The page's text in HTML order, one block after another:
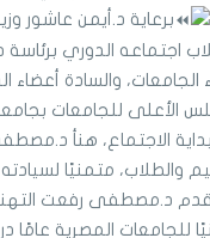
برعاية د.أيمن عاشور
اجتماعه الدوري
الجامعات، والسادة
الأعلى للجامعات
الاجتماع، هنأ
والطلاب، متمنيًا
د.مصطفى رفعت
للجامعات المصرية عامًا